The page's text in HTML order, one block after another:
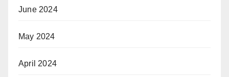
June 2024
May 2024
April 2024